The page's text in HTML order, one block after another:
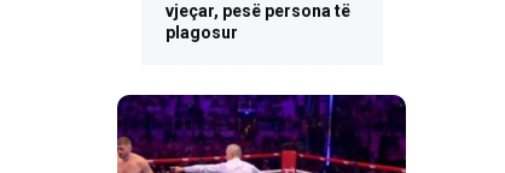
vjeçar, pesë persona të
plagosur